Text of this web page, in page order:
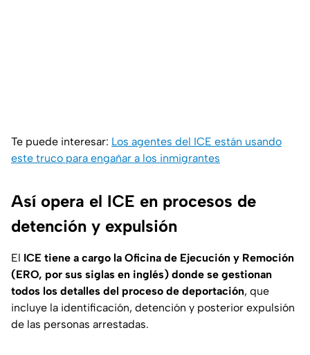
Te puede interesar: Los agentes del ICE están usando
este truco para engañar a los inmigrantes
Así opera el ICE en procesos de
detención y expulsión
El ICE tiene a cargo la Oficina de Ejecución y Remoción
(ERO, por sus siglas en inglés) donde se gestionan
todos los detalles del proceso de deportación, que
incluye la identificación, detención y posterior expulsión
de las personas arrestadas.